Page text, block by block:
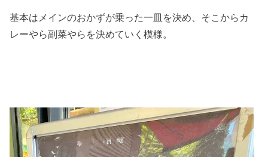
基本はメインのおかずが乗った一皿を決め、そこからカ
レーやら副菜やらを決めていく模様。